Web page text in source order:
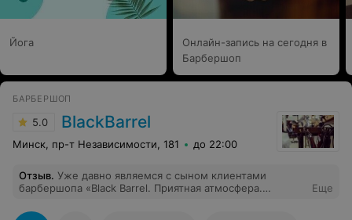
Йога
Онлайн-запись на сегодня в
Барбершоп
БАРБЕРШОП
5.0 BlackBarrel
Минск, пр-т Независимости, 181 до 22:00
Отзыв. Уже давно являемся с сыном клиентами
барбершопа «Black Barrel. Приятная атмосфера.
подход к клиентам.
Еще